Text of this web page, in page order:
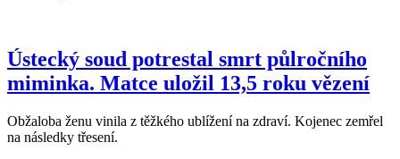
Ústecký soud potrestal smrt půlročního
miminka. Matce uložil 13,5 roku vězení
Obžaloba ženu vinila z těžkého ublížení na zdraví. Kojenec zemřel
na následky třesení.